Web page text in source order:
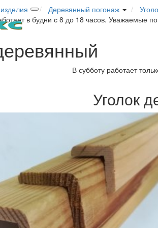
Деревянный погонаж
в будни с 8 до 18 часов. Уважаемые
В субботу работает
Уголок